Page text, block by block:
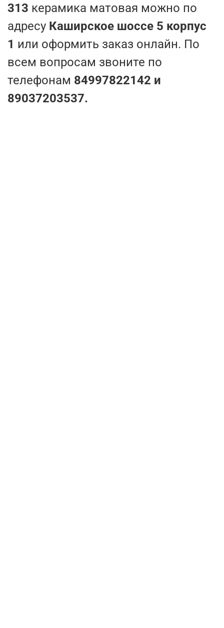
313 керамика матовая можно по
адресу Каширское шоссе 5 корпус
1 или оформить заказ онлайн. По
всем вопросам звоните по
телефонам 84997822142 и
89037203537.